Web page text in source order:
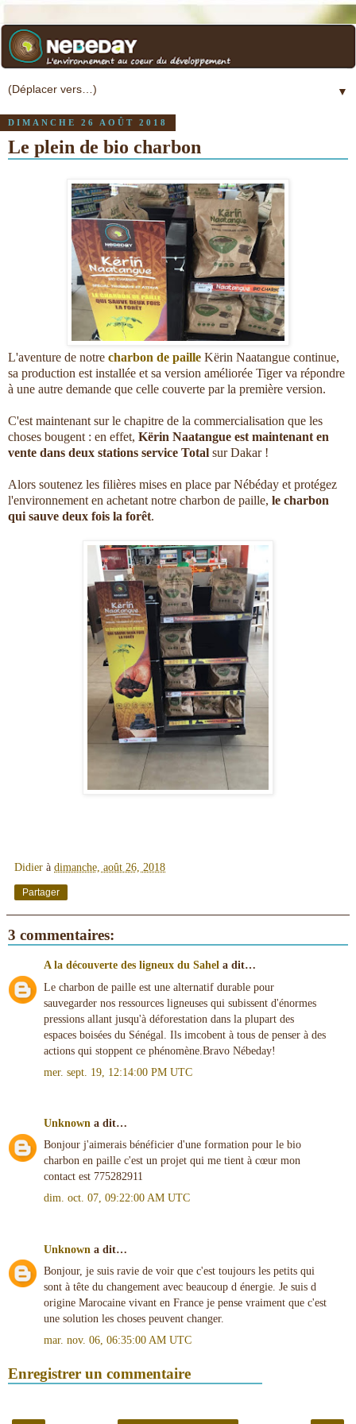
▼
DIMANCHE 26 AOÛT 2018
Le plein de bio charbon
L'aventure de notre charbon de paille Kërin Naatangue continue,
sa production est installée et sa version améliorée Tiger va répondre
à une autre demande que celle couverte par la première version.
C'est maintenant sur le chapitre de la commercialisation que les
choses bougent : en effet, Kërin Naatangue est maintenant en
vente dans deux stations service Total sur Dakar !
Alors soutenez les filières mises en place par Nébéday et protégez
l'environnement en achetant notre charbon de paille, le charbon
qui sauve deux fois la forêt.
Didier à dimanche, août 26, 2018
Partager
3 commentaires:
A la découverte des ligneux du Sahel a dit…
Le charbon de paille est une alternatif durable pour
sauvegarder nos ressources ligneuses qui subissent d'énormes
pressions allant jusqu'à déforestation dans la plupart des
espaces boisées du Sénégal. Ils imcobent à tous de penser à des
actions qui stoppent ce phénomène.Bravo Nébeday!
mer. sept. 19, 12:14:00 PM UTC
Unknown a dit…
Bonjour j'aimerais bénéficier d'une formation pour le bio
charbon en paille c'est un projet qui me tient à cœur mon
contact est 775282911
dim. oct. 07, 09:22:00 AM UTC
Unknown a dit…
Bonjour, je suis ravie de voir que c'est toujours les petits qui
sont à tête du changement avec beaucoup d énergie. Je suis d
origine Marocaine vivant en France je pense vraiment que c'est
une solution les choses peuvent changer.
mar. nov. 06, 06:35:00 AM UTC
Enregistrer un commentaire